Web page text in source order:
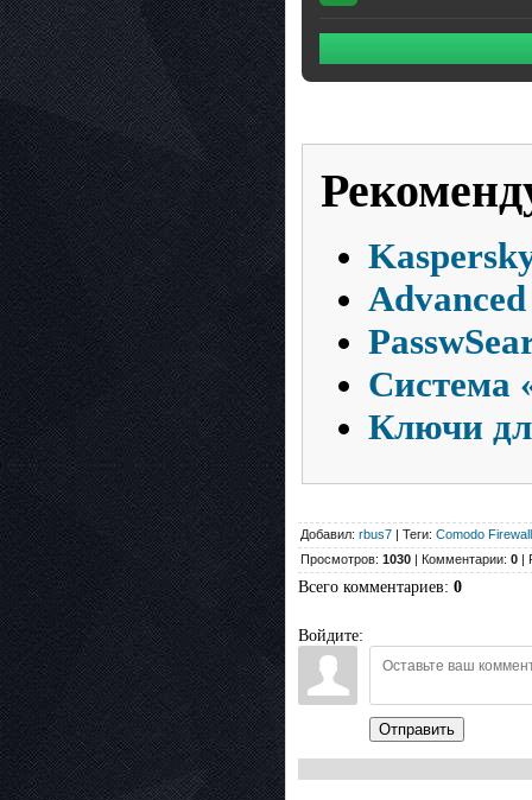
Система
Ключи
Добавил: rbus7 | Теги: Comodo Firewall
Просмотров: 1030 | Комментарии: 0 |
Всего комментариев: 0
Войдите:
Отправить